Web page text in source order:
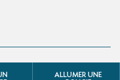
ALLUMER UNE
et obsèques - 3.3.5